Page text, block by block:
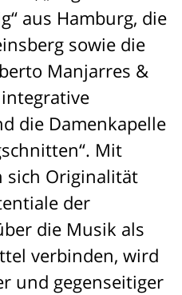
aus Hamburg, die
sowie die
Manjarres &
integrative
die Damenkapelle
Mit
sich Originalität
der
die Musik als
verbinden, wird
und gegenseitiger